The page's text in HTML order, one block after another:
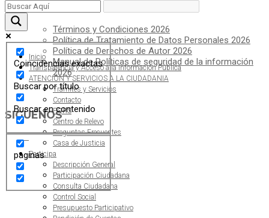
POLÍTICAS
Términos y Condiciones 2026
Política de Tratamiento de Datos Personales 2026
Política de Derechos de Autor 2026
Manual de Políticas de seguridad de la información
2026
SIGUÉNOS
ALCALDÍA MUNICIPAL DE CAJICÁ
Derechos Reservados ©Alcaldía de Cajicá- Política de Privacidad
Dirección Sede Principal: Calle 2 # 4-07
Coincidencias exactas
Buscar por título
Buscar en contenido
paginas
Inicio
Transparencia y Acceso a la Información Pública
ATENCIÓN Y SERVICIOS A LA CIUDADANIA
Trámites y Servicios
Contacto
PQRS
Centro de Relevo
Preguntas Frecuentes
Casa de Justicia
Participa
Descripción General
Participación Ciudadana
Consulta Ciudadana
Control Social
Presupuesto Participativo